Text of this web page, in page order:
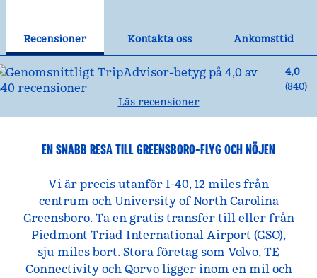
Recensioner Kontakta oss
Ankomsttid
4,0
(840)
Läs recensioner
EN SNABB RESA TILL GREENSBORO-FLYG OCH NÖJEN
Vi är precis utanför I-40, 12 miles från
centrum och University of North Carolina
Greensboro. Ta en gratis transfer till eller från
Piedmont Triad International Airport (GSO),
sju miles bort. Stora företag som Volvo, TE
Connectivity och Qorvo ligger inom en mil och